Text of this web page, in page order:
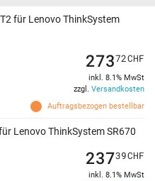
für Lenovo ThinkSystem
Auftragsbezogen bestellbar
27372CHF
inkl. 8.1% MwSt
zzgl. Versandkosten
Lenovo ThinkSystem SR670
23739CHF
inkl. 8.1% MwSt